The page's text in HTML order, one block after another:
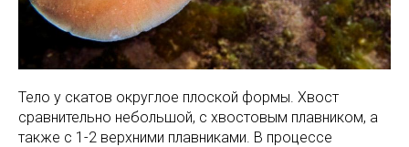
Тело у скатов округлое плоской формы. Хвост
сравнительно небольшой, с хвостовым плавником, а
также с 1-2 верхними плавниками. В процессе